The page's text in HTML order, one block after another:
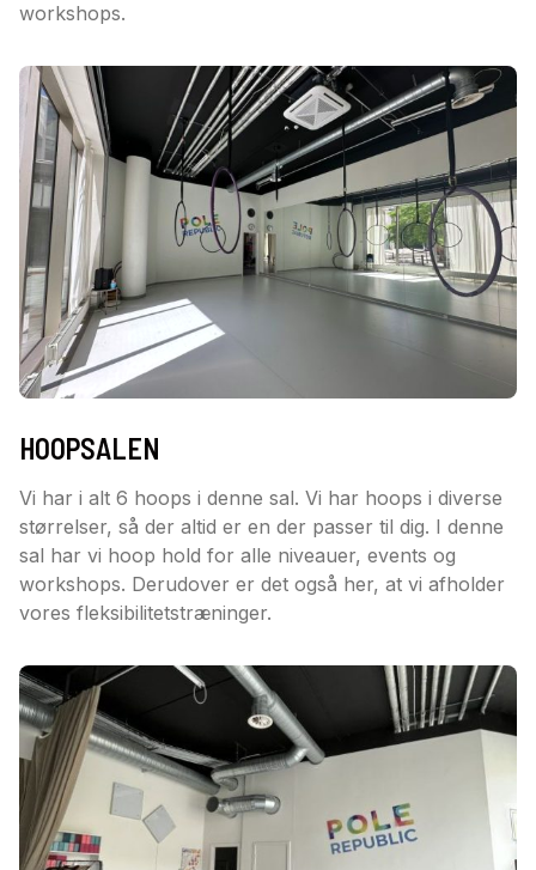
workshops.
HOOPSALEN
Vi har i alt 6 hoops i denne sal. Vi har hoops i diverse
størrelser, så der altid er en der passer til dig. I denne
sal har vi hoop hold for alle niveauer, events og
workshops. Derudover er det også her, at vi afholder
vores fleksibilitetstræninger.